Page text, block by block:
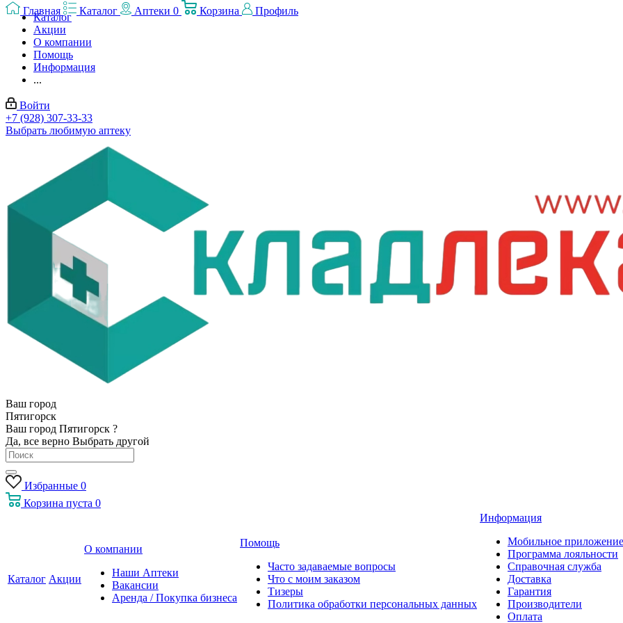
Каталог
Акции
О компании
Помощь
Информация
...
Войти
+7 (928) 307-33-33
Выбрать любимую аптеку
Ваш город
Пятигорск
Ваш город Пятигорск ?
Да, все верно Выбрать другой
Избранные 0
Корзина пуста 0
Каталог Акции
О компании
Наши Аптеки
Вакансии
Аренда / Покупка бизнеса
Помощь
Часто задаваемые вопросы
Что с моим заказом
Тизеры
Политика обработки персональных данных
Информация
Мобильное приложение
Программа лояльности
Справочная служба
Доставка
Гарантия
Производители
Оплата
Главная Каталог Аптеки 0 Корзина Профиль